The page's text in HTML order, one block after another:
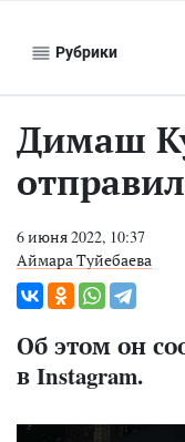
Рубрики
Димаш
6 июня 2022, 10:37
Аймара Туйебаева
Об этом он
в Instagram.